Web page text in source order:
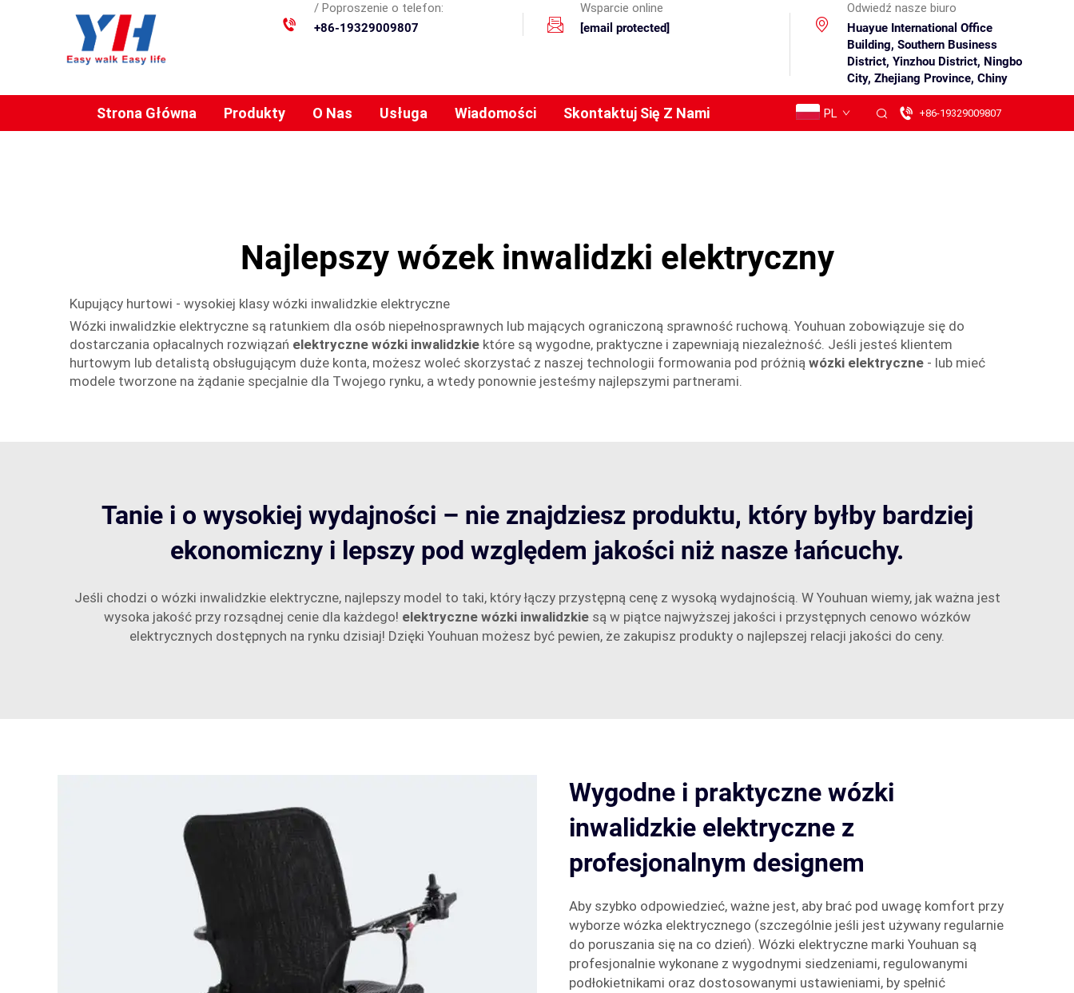
/ Poproszenie o telefon:
+86-19329009807
Wsparcie online
[email protected]
Odwiedź nasze biuro
Huayue International Office
Building, Southern Business
District, Yinzhou District, Ningbo
City, Zhejiang Province, Chiny
Strona Główna Produkty O Nas Usługa Wiadomości Skontaktuj Się Z Nami PL +86-19329009807
Najlepszy wózek inwalidzki elektryczny
Kupujący hurtowi - wysokiej klasy wózki inwalidzkie elektryczne
Wózki inwalidzkie elektryczne są ratunkiem dla osób niepełnosprawnych lub mających ograniczoną sprawność ruchową. Youhuan zobowiązuje się do
dostarczania opłacalnych rozwiązań elektryczne wózki inwalidzkie które są wygodne, praktyczne i zapewniają niezależność. Jeśli jesteś klientem
hurtowym lub detalistą obsługującym duże konta, możesz woleć skorzystać z naszej technologii formowania pod próżnią wózki elektryczne - lub mieć
modele tworzone na żądanie specjalnie dla Twojego rynku, a wtedy ponownie jesteśmy najlepszymi partnerami.
Tanie i o wysokiej wydajności – nie znajdziesz produktu, który byłby bardziej
ekonomiczny i lepszy pod względem jakości niż nasze łańcuchy.
Jeśli chodzi o wózki inwalidzkie elektryczne, najlepszy model to taki, który łączy przystępną cenę z wysoką wydajnością. W Youhuan wiemy, jak ważna jest
wysoka jakość przy rozsądnej cenie dla każdego! elektryczne wózki inwalidzkie są w piątce najwyższej jakości i przystępnych cenowo wózków
elektrycznych dostępnych na rynku dzisiaj! Dzięki Youhuan możesz być pewien, że zakupisz produkty o najlepszej relacji jakości do ceny.
Wygodne i praktyczne wózki
inwalidzkie elektryczne z
profesjonalnym designem
Aby szybko odpowiedzieć, ważne jest, aby brać pod uwagę komfort przy
wyborze wózka elektrycznego (szczególnie jeśli jest używany regularnie
do poruszania się na co dzień). Wózki elektryczne marki Youhuan są
profesjonalnie wykonane z wygodnymi siedzeniami, regulowanymi
podłokietnikami oraz dostosowanymi ustawieniami, by spełnić